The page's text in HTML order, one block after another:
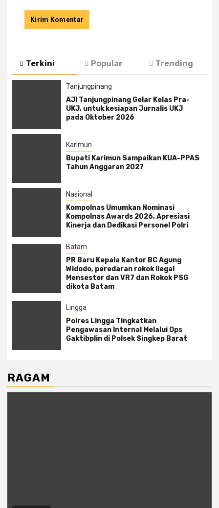
Terkini Popular Trending
Tanjungpinang
AJI Tanjungpinang Gelar Kelas Pra-
UKJ, untuk kesiapan Jurnalis UKJ
pada Oktober 2026
Karimun
Bupati Karimun Sampaikan KUA-PPAS
Tahun Anggaran 2027
Nasional
Kompolnas Umumkan Nominasi
Kompolnas Awards 2026, Apresiasi
Kinerja dan Dedikasi Personel Polri
Batam
PR Baru Kepala Kantor BC Agung
Widodo, peredaran rokok ilegal
Mensester dan VR7 dan Rokok PSG
dikota Batam
Lingga
Polres Lingga Tingkatkan
Pengawasan Internal Melalui Ops
Gaktibplin di Polsek Singkep Barat
RAGAM